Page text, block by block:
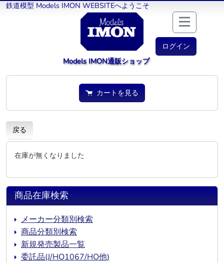
鉄道模型 Models IMON WEBSITEへようこそ
ログイン
Models IMON通販ショップ
カートを見る
戻る
在庫が無くなりました
商品在庫検索
メーカー分類別検索
商品分類別検索
新規発売製品一覧
委託品(J/HO1067/HO他)